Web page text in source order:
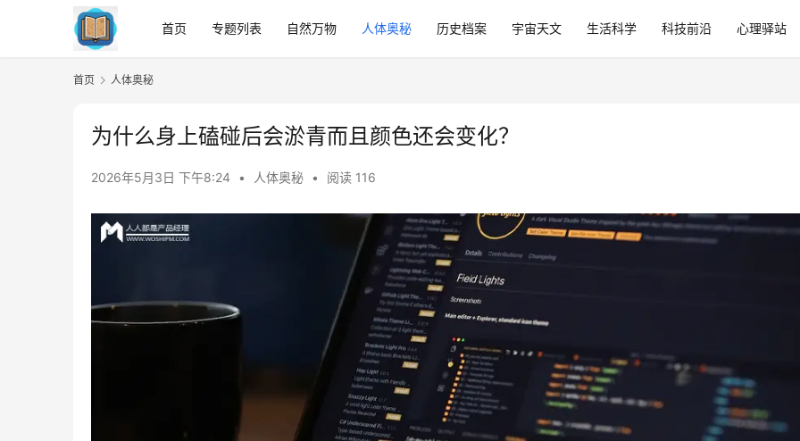
首页 专题列表 自然万物 人体奥秘 历史档案 宇宙天文 生活科学 科技前沿 心理驿站
首页 人体奥秘
为什么身上磕碰后会淤青而且颜色还会变化？
2026年5月3日 下午8:24 • 人体奥秘 • 阅读 116